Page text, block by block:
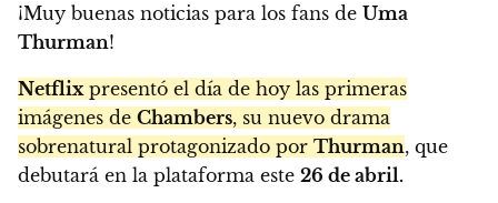
¡Muy buenas noticias para los fans de Uma
Thurman!
Netflix presentó el día de hoy las primeras
imágenes de Chambers, su nuevo drama
sobrenatural protagonizado por Thurman, que
debutará en la plataforma este 26 de abril.